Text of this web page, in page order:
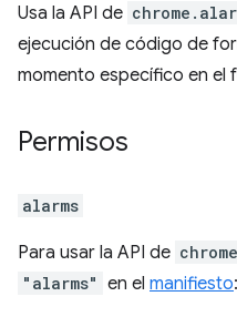
Usa la API de
ejecución de código de
momento específico en el
Permisos
alarms
Para usar la API de
"alarms" en el manifiesto: